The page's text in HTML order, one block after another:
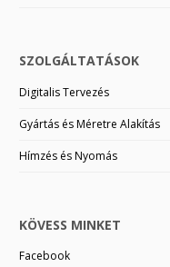
SZOLGÁLTATÁSOK
Digitalis Tervezés
Gyártás és Méretre Alakítás
Hímzés és Nyomás
KÖVESS MINKET
Facebook